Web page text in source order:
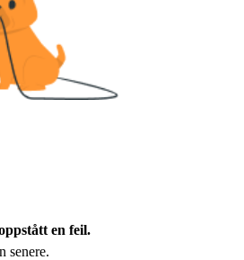
en feil.
senere.